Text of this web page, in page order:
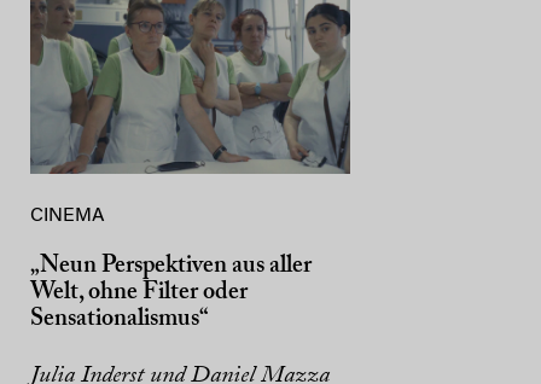
CINEMA
„Neun Perspektiven aus aller
Welt, ohne Filter oder
Sensationalismus“
Julia Inderst und Daniel Mazza